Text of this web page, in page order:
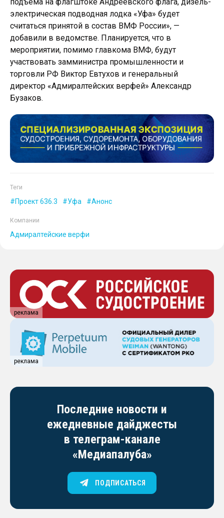
электрическая подводная лодка «Уфа» будет
считаться принятой в состав ВМФ России», —
добавили в ведомстве. Планируется, что в
мероприятии, помимо главкома ВМФ, будут
участвовать замминистра промышленности и
торговли РФ Виктор Евтухов и генеральный
директор «Адмиралтейских верфей» Александр
Бузаков.
Теги
Проект 636.3 Уфа Анонс
Компании
Адмиралтейские верфи
реклама
реклама
Последние новости и
ежедневные дайджесты
в телеграм-канале
«Медиапалуба»
ПОДПИСАТЬСЯ